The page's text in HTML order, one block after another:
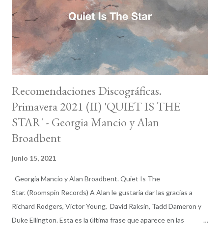
título respecto a lo que estaba por venir: un encuentro entre la
tradición y el presente, una apuesta por sacar adelante un
trabajo en que el músico cree. Cada v...
Recomendaciones Discográficas.
Primavera 2021 (II) 'QUIET IS THE
STAR' - Georgia Mancio y Alan
Broadbent
junio 15, 2021
Georgia Mancio y Alan Broadbent. Quiet Is The
Star. (Roomspin Records) A Alan le gustaría dar las gracias a
Richard Rodgers, Victor Young, David Raksin, Tadd Dameron y
Duke Ellington. Esta es la última frase que aparece en las